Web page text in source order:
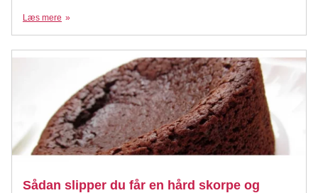
Læs mere
Sådan slipper du får en hård skorpe og